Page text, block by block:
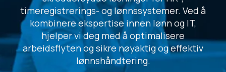
timeregistrerings- og lønnssystemer. Ved å
kombinere ekspertise innen lønn og IT,
hjelper vi deg med å optimalisere
arbeidsflyten og sikre nøyaktig og effektiv
lønnshåndtering.